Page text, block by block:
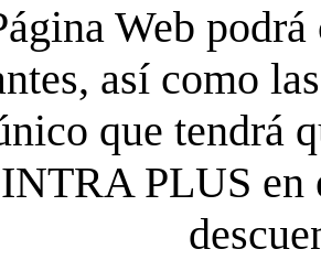
Web
así como
que tendrá
PLUS en